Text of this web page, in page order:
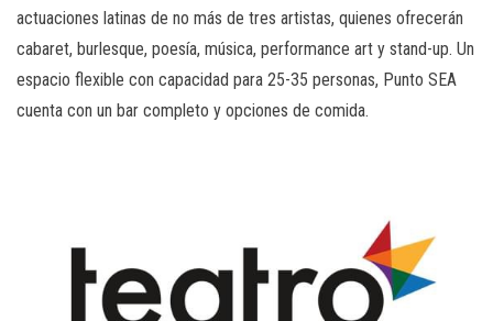
actuaciones latinas de no más de tres artistas, quienes ofrecerán
cabaret, burlesque, poesía, música, performance art y stand-up. Un
espacio flexible con capacidad para 25-35 personas, Punto SEA
cuenta con un bar completo y opciones de comida.